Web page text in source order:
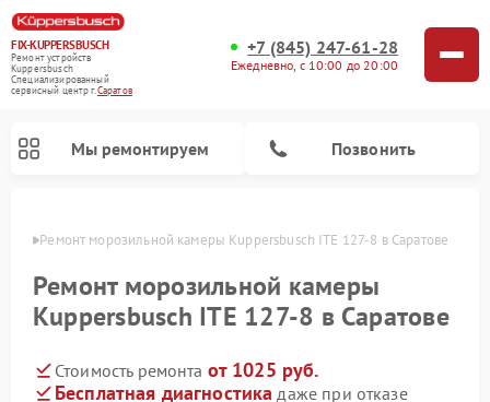
FIX-KUPPERSBUSCH
Ремонт устройств
Kuppersbusch
Специализированный
cервисный центр г.Саратов
+7 (845) 247-61-28
Ежедневно, с 10:00 до 20:00
Мы ремонтируем Позвонить
Ремонт морозильной камеры Kuppersbusch ITE 127-8 в Саратове
Ремонт морозильной камеры
Kuppersbusch ITE 127-8 в Саратове
Стоимость ремонта от 1025 руб.
Бесплатная диагностика даже при отказе